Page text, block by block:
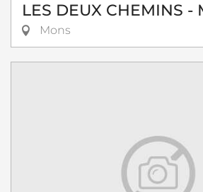
LES DEUX CHEMINS -
Mons